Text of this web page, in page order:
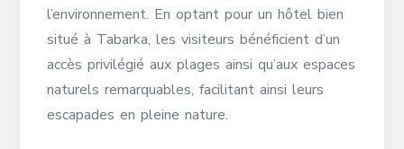
l’environnement. En optant pour un hôtel bien
situé à Tabarka, les visiteurs bénéficient d’un
accès privilégié aux plages ainsi qu’aux espaces
naturels remarquables, facilitant ainsi leurs
escapades en pleine nature.